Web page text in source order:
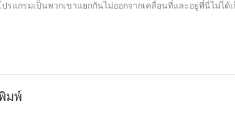
แกรมเป็นพวกเขาแยกกันไม่ออกจากเคลื่อนที่และอยู่ที่นี่ไม่ได้เ
มพ์